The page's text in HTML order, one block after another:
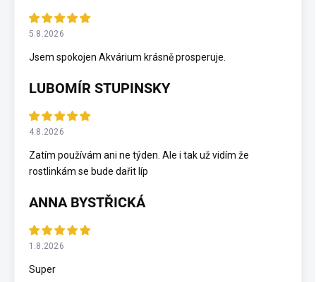
5.8.2026
Jsem spokojen Akvárium krásně prosperuje.
LUBOMÍR STUPINSKY
4.8.2026
Zatím používám ani ne týden. Ale i tak už vidím že
rostlinkám se bude dařit líp
ANNA BYSTŘICKÁ
1.8.2026
Super